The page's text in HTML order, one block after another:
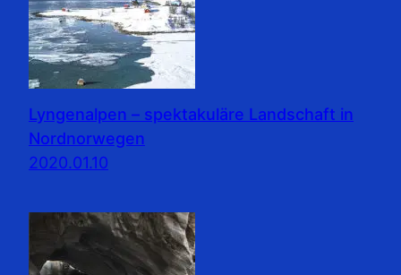
Lyngenalpen – spektakuläre Landschaft in
Nordnorwegen
2020.01.10